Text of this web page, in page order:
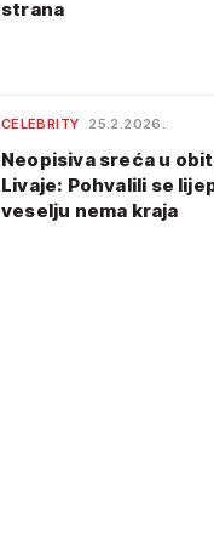
strana
CELEBRITY 25.2.2026.
Neopisiva sreća u
Livaje: Pohvalili se
veselju nema kraja